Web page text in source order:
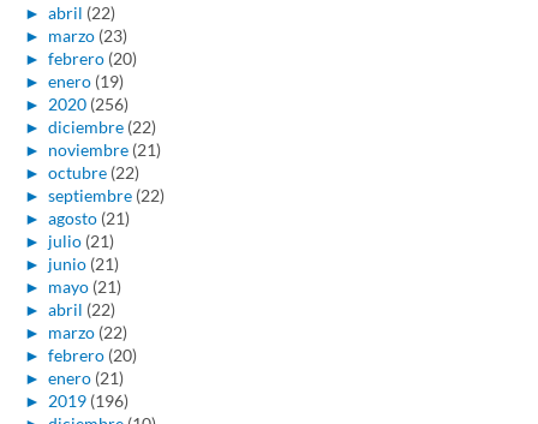
► abril (22)
► marzo (23)
► febrero (20)
► enero (19)
► 2020 (256)
► diciembre (22)
► noviembre (21)
► octubre (22)
► septiembre (22)
► agosto (21)
► julio (21)
► junio (21)
► mayo (21)
► abril (22)
► marzo (22)
► febrero (20)
► enero (21)
► 2019 (196)